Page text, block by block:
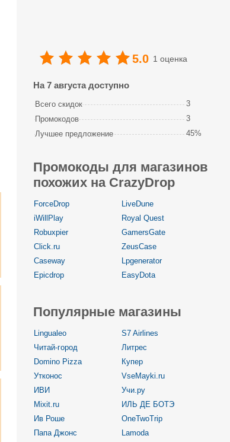
5.0 1 оценка
На 7 августа доступно
Всего скидок
3
Промокодов
3
Лучшее предложение
45%
Промокоды для магазинов
похожих на CrazyDrop
ForceDrop
LiveDune
iWillPlay
Royal Quest
Robuxpier
GamersGate
Click.ru
ZeusCase
Caseway
Lpgenerator
Epicdrop
EasyDota
Популярные магазины
Lingualeo
S7 Airlines
Читай-город
Литрес
Domino Pizza
Купер
Утконос
VseMayki.ru
ИВИ
Учи.ру
Mixit.ru
ИЛЬ ДЕ БОТЭ
Ив Роше
OneTwoTrip
Папа Джонс
Lamoda